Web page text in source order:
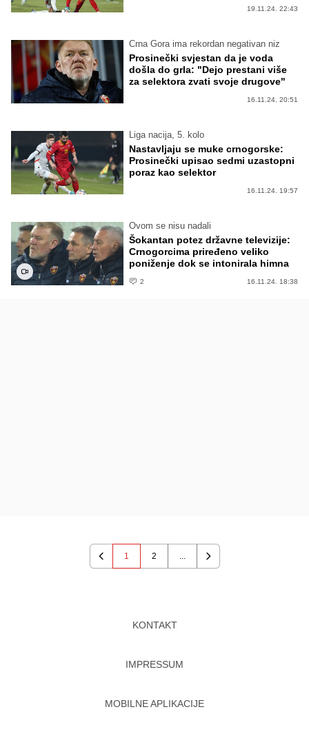
19.11.24. 22:43
Crna Gora ima rekordan negativan niz
Prosinečki svjestan da je voda
došla do grla: "Dejo prestani više
za selektora zvati svoje drugove"
16.11.24. 20:51
Liga nacija, 5. kolo
Nastavljaju se muke crnogorske:
Prosinečki upisao sedmi uzastopni
poraz kao selektor
16.11.24. 19:57
Ovom se nisu nadali
Šokantan potez državne televizije:
Crnogorcima priređeno veliko
poniženje dok se intonirala himna
2 16.11.24. 18:38
Previous
1 2
Next
KONTAKT
IMPRESSUM
MOBILNE APLIKACIJE